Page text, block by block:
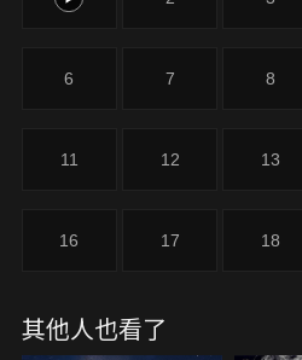
6 7 8
11 12 13
16 17 18
其他人也看了